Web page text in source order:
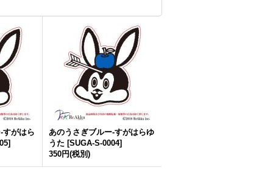
すがはら
]
あのうさぎブルー-すがはらゆ
うた [SUGA-S-0004]
350円(税別)